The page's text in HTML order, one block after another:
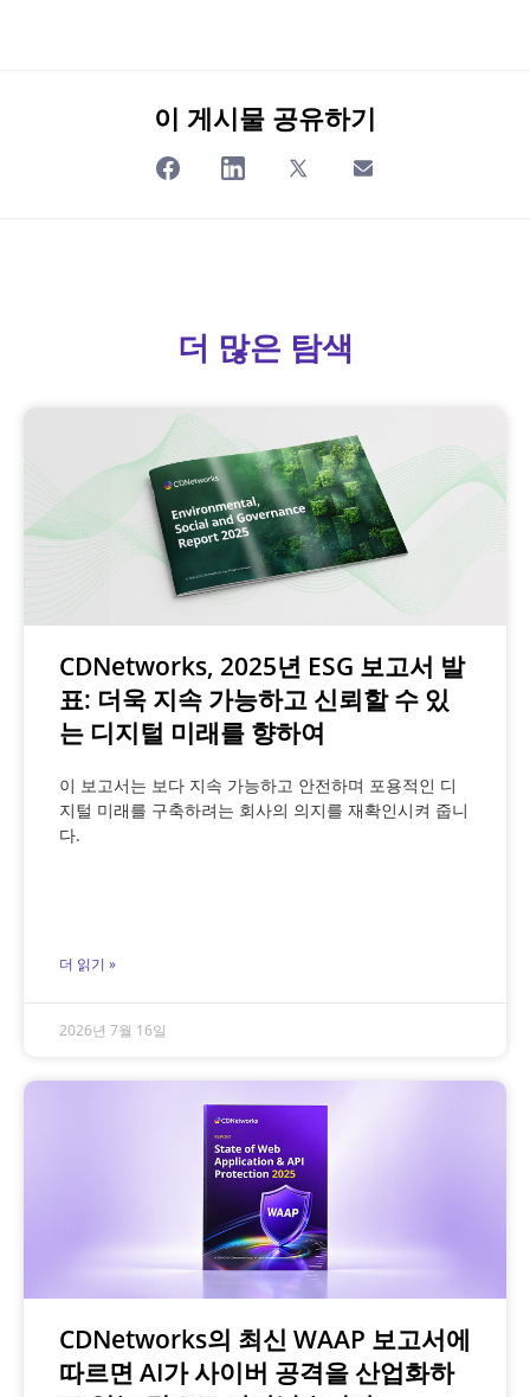
이 게시물 공유하기
더 많은 탐색
CDNetworks, 2025년 ESG 보고서 발
표: 더욱 지속 가능하고 신뢰할 수 있
는 디지털 미래를 향하여
이 보고서는 보다 지속 가능하고 안전하며 포용적인 디
지털 미래를 구축하려는 회사의 의지를 재확인시켜 줍니
다.
더 읽기 »
2026년 7월 16일
CDNetworks의 최신 WAAP 보고서에
따르면 AI가 사이버 공격을 산업화하